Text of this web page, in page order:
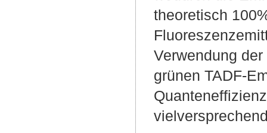
theoretisch
Verwendung
grünen TADF-